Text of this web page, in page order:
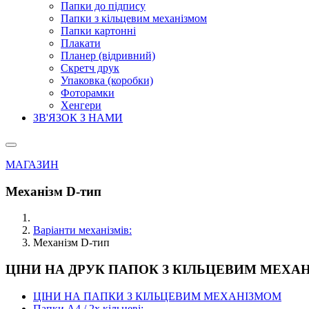
Папки до підпису
Папки з кільцевим механізмом
Папки картонні
Плакати
Планер (відривний)
Скретч друк
Упаковка (коробки)
Фоторамки
Хенгери
ЗВ'ЯЗОК З НАМИ
МАГАЗИН
Механізм D-тип
Варіанти механізмів:
Механізм D-тип
ЦІНИ НА ДРУК ПАПОК З КІЛЬЦЕВИМ
ЦІНИ НА ПАПКИ З КІЛЬЦЕВИМ МЕХАНІЗМОМ